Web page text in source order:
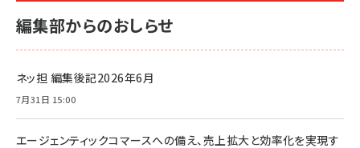
編集部からのおしらせ
ネッ担 編集後記2026年6月
7月31日 15:00
エージェンティックコマースへの備え、売上拡大と効率化を実現す